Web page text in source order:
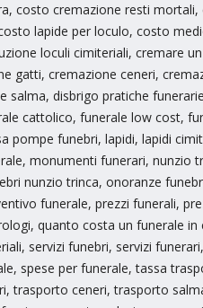
costo cremazione resti mortali,
lapide per loculo, costo
loculi cimiteriali, cremare
gatti, cremazione ceneri,
disbrigo pratiche
cattolico, funerale low cost,
pompe funebri, lapidi, lapidi
monumenti funerari, nunzio
nunzio trinca, onoranze
funerale, prezzi funerali,
quanto costa un funerale in
servizi funebri, servizi
spese per funerale, tassa
trasporto ceneri, trasporto